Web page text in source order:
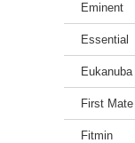
Eminent
Essential
Eukanuba
First Mate
Fitmin